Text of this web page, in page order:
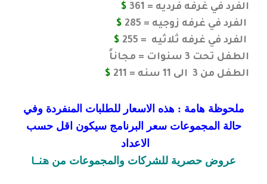
الفرد في غرفه فرديه = 361
$
الفرد في غرفه زوجيه = 285
$
الفرد في غرفه ثلاثيه = 255
$
الطفل تحت 3 سنوات = مجاناً
الطفل من 3 الى 11 سنه = 211
$
ملحوظة هامة : هذه الاسعار للطلبات المنفردة وفي
حالة المجموعات سعر البرنامج سيكون اقل حسب
الاعداد
عروض حصرية للشركات والمجموعات منهنـــــا